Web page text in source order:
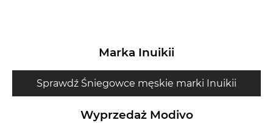
Marka Inuikii
Sprawdź Śniegowce męskie marki Inuikii
Wyprzedaż Modivo